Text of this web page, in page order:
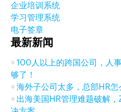
企业培训系统
学习管理系统
电子签章
最新新闻
100人以上的跨国公司，人
够了！
海外子公司太多，总部HR怎
出海美国HR管理难题破解